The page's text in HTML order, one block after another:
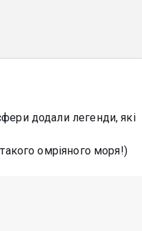
додали легенди, які
омріяного моря!)